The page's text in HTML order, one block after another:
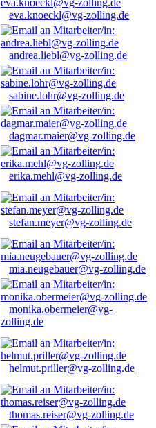
eva.knoeckl@vg-zolling.de
andrea.liebl@vg-zolling.de
sabine.lohr@vg-zolling.de
dagmar.maier@vg-zolling.de
erika.mehl@vg-zolling.de
stefan.meyer@vg-zolling.de
mia.neugebauer@vg-zolling.de
monika.obermeier@vg-
zolling.de
helmut.priller@vg-zolling.de
thomas.reiser@vg-zolling.de